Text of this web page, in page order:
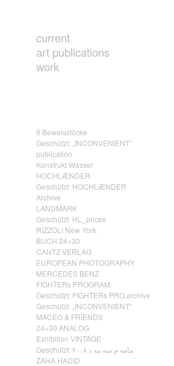
current
art publications
work
9 Beweisstücke
Geschützt: „INCONVENIENT“
publication
Konstrukt Wasser
HOCHLÆNDER
Geschützt: HOCHLÆNDER
Archive
LANDMARK
Geschützt: HL_prices
RIZZOLI New York
BUCH 24×30
CANTZ VERLAG
EUROPEAN PHOTOGRAPHY
MERCEDES BENZ
FIGHTERs PROGRAM
Geschützt: FIGHTERs PRO.archive
Geschützt: „INCONVENIENT“
MACEO & FRIENDS
24×30 ANALOG
Exhibition VINTAGE
Geschützt: مامه م سه مه د ٢٠٠٨
ZAHA HADID